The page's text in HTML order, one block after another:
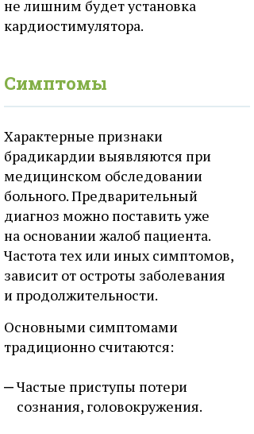
не лишним будет установка
кардиостимулятора.
Симптомы
Характерные признаки
брадикардии выявляются при
медицинском обследовании
больного. Предварительный
диагноз можно поставить уже
на основании жалоб пациента.
Частота тех или иных симптомов,
зависит от остроты заболевания
и продолжительности.
Основными симптомами
традиционно считаются:
Частые приступы потери
сознания, головокружения.